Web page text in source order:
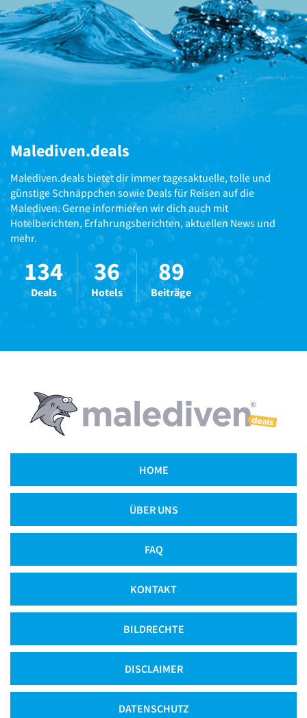
Malediven.deals
Malediven.deals bietet dir immer tagesaktuelle, tolle und
günstige Schnäppchen sowie Deals für Reisen auf die
Malediven. Gerne informieren wir dich auch mit
Hotelberichten, Erfahrungsberichten, aktuellen News und
mehr.
134
Deals
36
Hotels
89
Beiträge
HOME
ÜBER UNS
FAQ
KONTAKT
BILDRECHTE
DISCLAIMER
DATENSCHUTZ